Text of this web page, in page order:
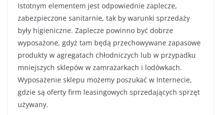
Istotnym elementem jest odpowiednie zaplecze,
zabezpieczone sanitarnie, tak by warunki sprzedaży
były higieniczne. Zaplecze powinno być dobrze
wyposażone, gdyż tam będą przechowywane zapasowe
produkty w agregatach chłodniczych lub w przypadku
mniejszych sklepów w zamrażarkach i lodówkach.
Wyposażenie sklepu możemy poszukać w Internecie,
gdzie są oferty firm leasingowych sprzedających sprzęt
używany.